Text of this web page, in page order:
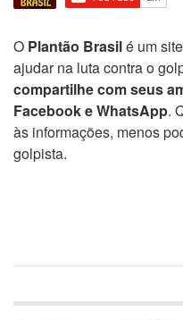
O Plantão Brasilé um
ajudar na luta contra o
compartilhe com seus
Facebook e WhatsApp.
às informações, menos
golpista.